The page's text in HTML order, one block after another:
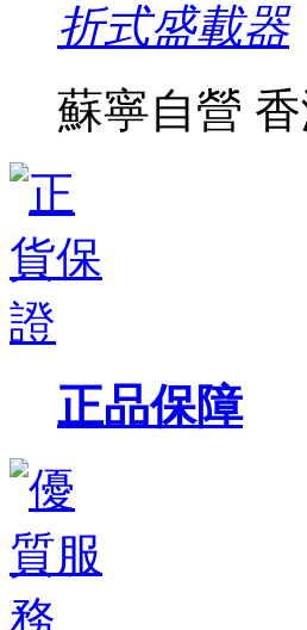
折式盛載器
蘇寧自營
正品保障